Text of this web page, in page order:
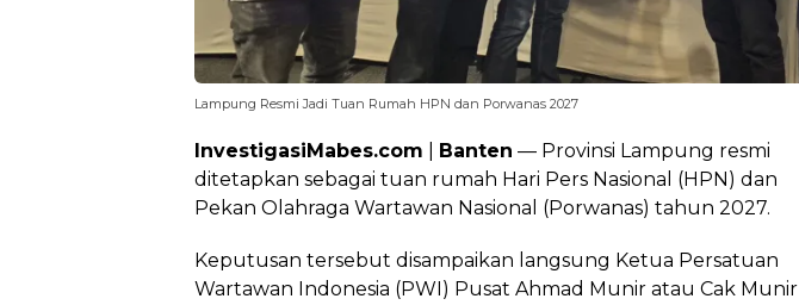
Lampung Resmi Jadi Tuan Rumah HPN dan Porwanas 2027
InvestigasiMabes.com Banten — Provinsi Lampung resmi
ditetapkan sebagai tuan rumah Hari Pers Nasional (HPN) dan
Pekan Olahraga Wartawan Nasional (Porwanas) tahun 2027.
Keputusan tersebut disampaikan langsung Ketua Persatuan
Wartawan Indonesia (PWI) Pusat Ahmad Munir atau Cak Munir